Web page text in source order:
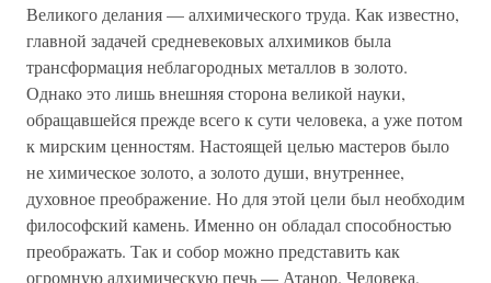
Великого делания — алхимического труда. Как известно,
главной задачей средневековых алхимиков была
трансформация неблагородных металлов в золото.
Однако это лишь внешняя сторона великой науки,
обращавшейся прежде всего к сути человека, а уже потом
к мирским ценностям. Настоящей целью мастеров было
не химическое золото, а золото души, внутреннее,
духовное преображение. Но для этой цели был необходим
философский камень. Именно он обладал способностью
преображать. Так и собор можно представить как
огромную алхимическую печь — Атанор. Человека,